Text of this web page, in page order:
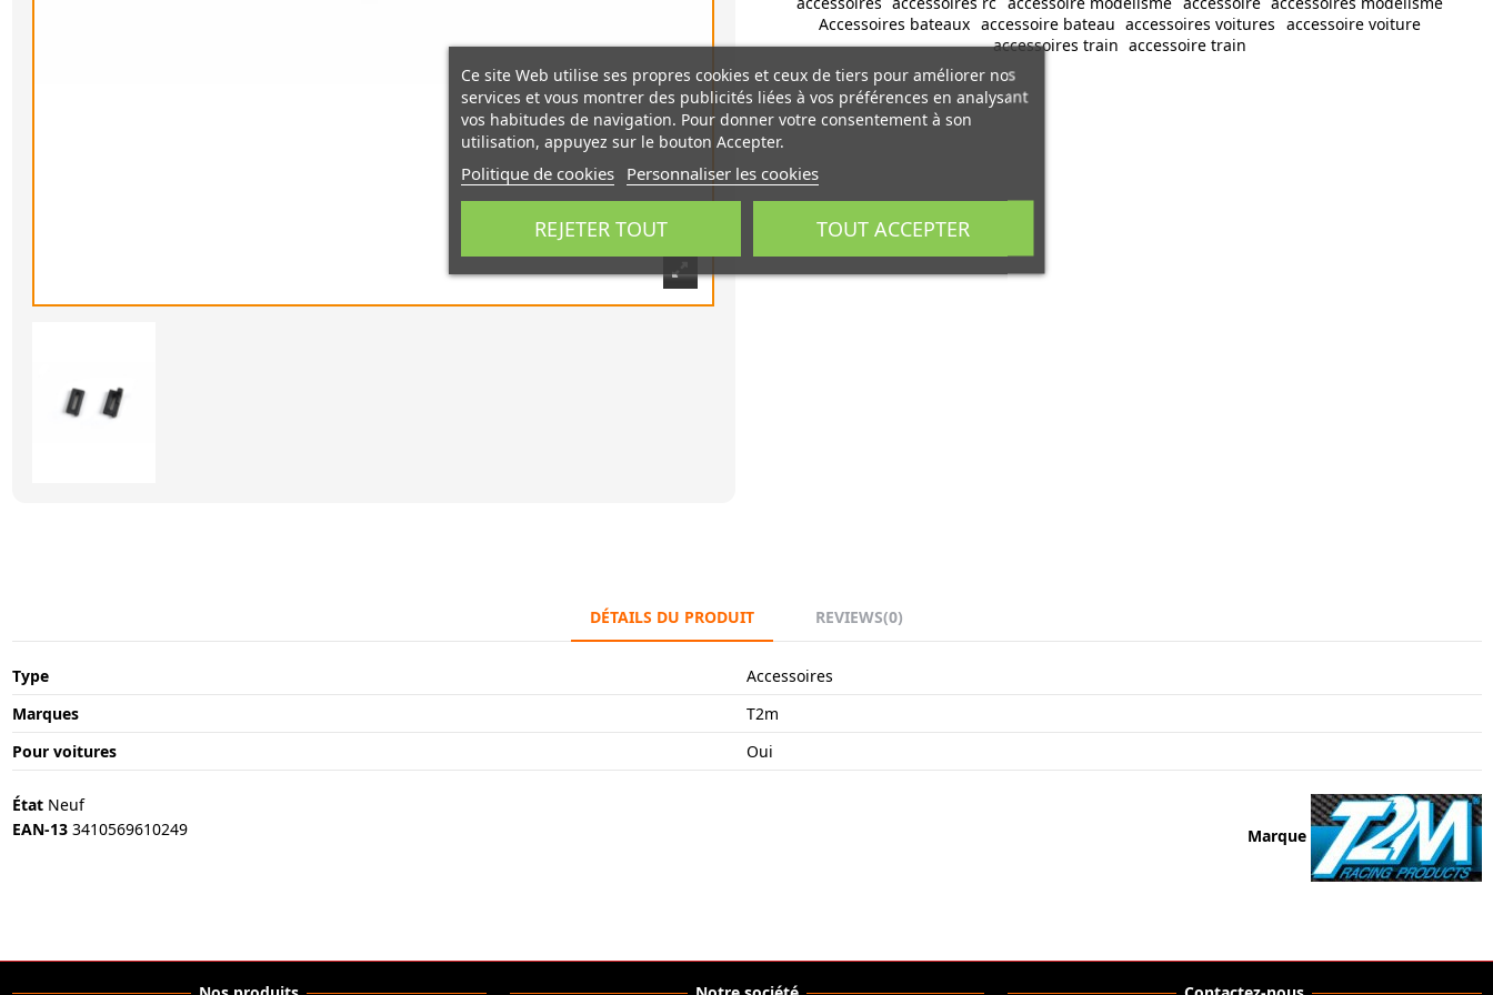
Accessoires bateaux accessoire bateau accessoires voitures accessoire voiture
accessoires train accessoire train
DÉTAILS DU PRODUIT REVIEWS(0)
Type
Accessoires
Marques
T2m
Pour voitures
Oui
Marque
État Neuf
EAN-13 3410569610249
Ce site Web utilise ses propres cookies et ceux de tiers pour améliorer nos
services et vous montrer des publicités liées à vos préférences en analysant
vos habitudes de navigation. Pour donner votre consentement à son
utilisation, appuyez sur le bouton Accepter.
Politique de cookies Personnaliser les cookies
REJETER TOUT TOUT ACCEPTER